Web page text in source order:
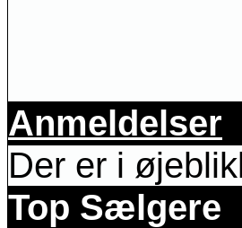
Anmeldelser
Der er i
Top Sælgere